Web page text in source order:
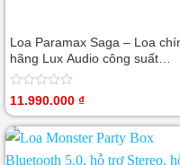
Loa Paramax Saga – Loa
hãng Lux Audio công suất
300W
Được
hạng
0
sao
11.990.000 ₫